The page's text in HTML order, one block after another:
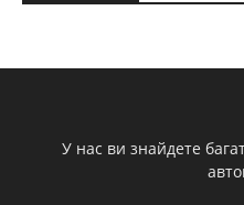
У нас ви знайдете